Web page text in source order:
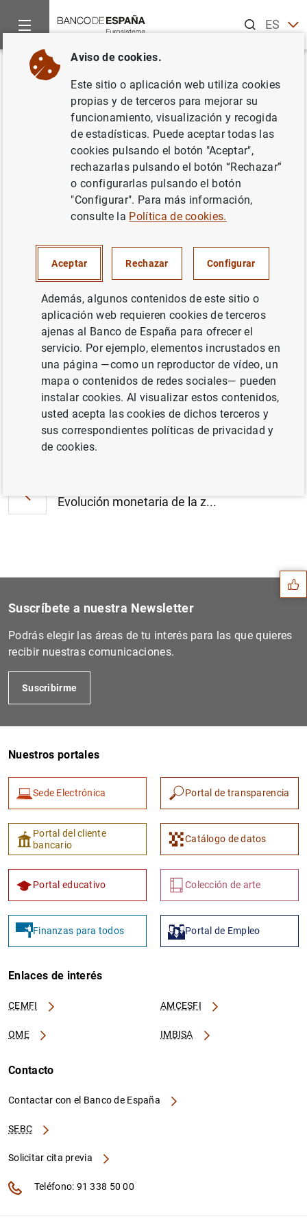
ESEN
Inicio Noticias y eventos
Volver
Estado financiero consolidado
del Eurosistema a 19 de
noviembre de 2010
POLÍTICA MONETARIA
Estado financiero consolidado del
Eurosistema a 19 de noviembre de 2010 (79
KB
Evolución monetaria de la z...
Siguiente
El Consejo de Gobierno acog...
Sugerencias
1 2
Suscríbete a nuestra Newsletter
Podrás elegir las áreas de tu interés para las que quieres
recibir nuestras comunicaciones.
Suscribirme
Nuestros portales
Sede Electrónica Portal de transparencia
Portal del cliente
bancario
Catálogo de datos
Portal educativo Colección de arte
Finanzas para todos Portal de Empleo
Enlaces de interés
CEMFI AMCESFI
OME IMBISA
Contacto
Contactar con el Banco de España
SEBC
Solicitar cita previa
Teléfono: 91 338 50 00
Aviso de cookies.
Este sitio o aplicación web utiliza cookies
propias y de terceros para mejorar su
funcionamiento, visualización y recogida
de estadísticas. Puede aceptar todas las
cookies pulsando el botón "Aceptar",
rechazarlas pulsando el botón “Rechazar”
o configurarlas pulsando el botón
"Configurar". Para más información,
consulte la Política de cookies.
Aceptar Rechazar Configurar
Además, algunos contenidos de este sitio o
aplicación web requieren cookies de terceros
ajenas al Banco de España para ofrecer el
servicio. Por ejemplo, elementos incrustados en
una página —como un reproductor de vídeo, un
mapa o contenidos de redes sociales— pueden
instalar cookies. Al visualizar estos contenidos,
usted acepta las cookies de dichos terceros y
sus correspondientes políticas de privacidad y
de cookies.